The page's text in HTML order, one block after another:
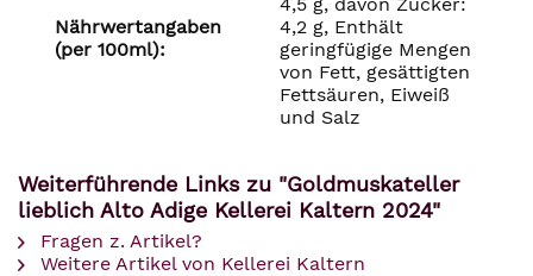
Nährwertangaben
(per 100ml):
4,2 g, Enthält
geringfügige Mengen
von Fett, gesättigten
Fettsäuren, Eiweiß
und Salz
Weiterführende Links zu "Goldmuskateller
lieblich Alto Adige Kellerei Kaltern 2024"
Fragen z. Artikel?
Weitere Artikel von Kellerei Kaltern